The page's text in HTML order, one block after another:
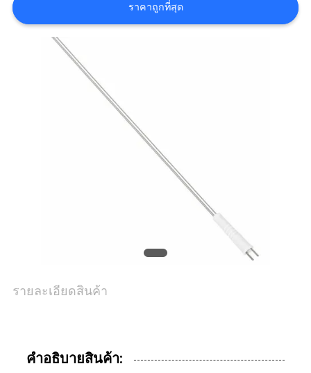
ควบคุม
คุณภาพ
เสนอ
ราคาถูกที่สุด
รายละเอียดสินค้า
คําอธิบายสินค้า: